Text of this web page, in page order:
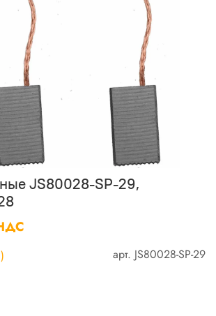
арт. JS80028-SP-29
JS80028-SP-29,